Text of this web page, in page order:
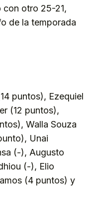
con otro 25-21,
de la temporada
puntos), Ezequiel
(12 puntos),
Walla Souza
Unai
(-), Augusto
(-), Elio
(4 puntos) y